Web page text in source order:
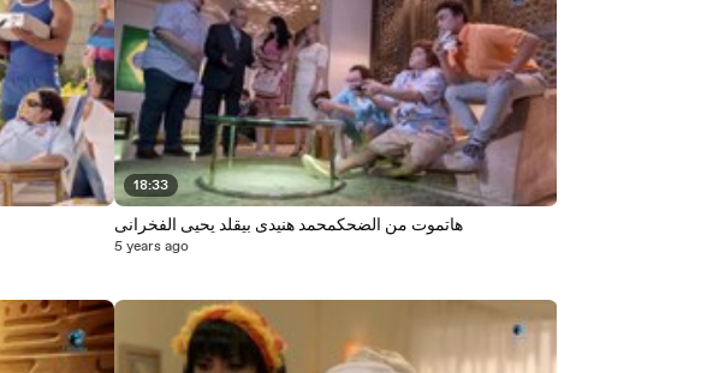
18:33
هاتموت من الضحكمحمد هنيدى بيقلد يحيى الفخرانى
5 years ago